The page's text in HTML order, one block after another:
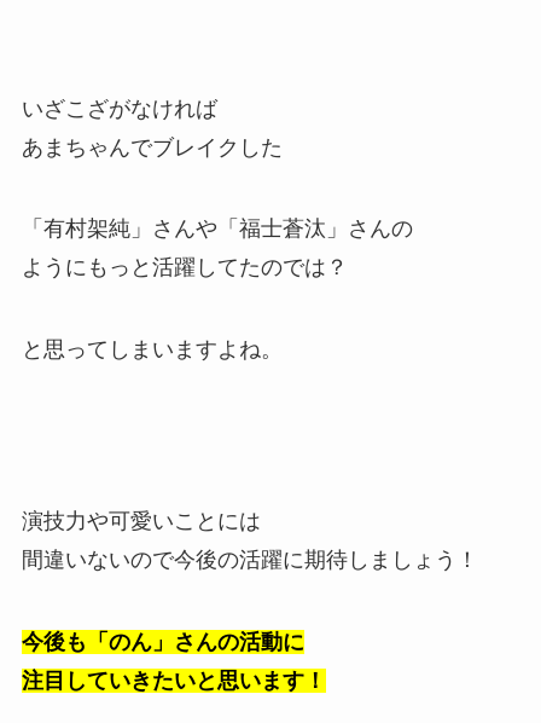
いざこざがなければ
あまちゃんでブレイクした
「有村架純」さんや「福士蒼汰」さんの
ようにもっと活躍してたのでは？
と思ってしまいますよね。
演技力や可愛いことには
間違いないので今後の活躍に期待しましょう！
今後も「のん」さんの活動に
注目していきたいと思います！